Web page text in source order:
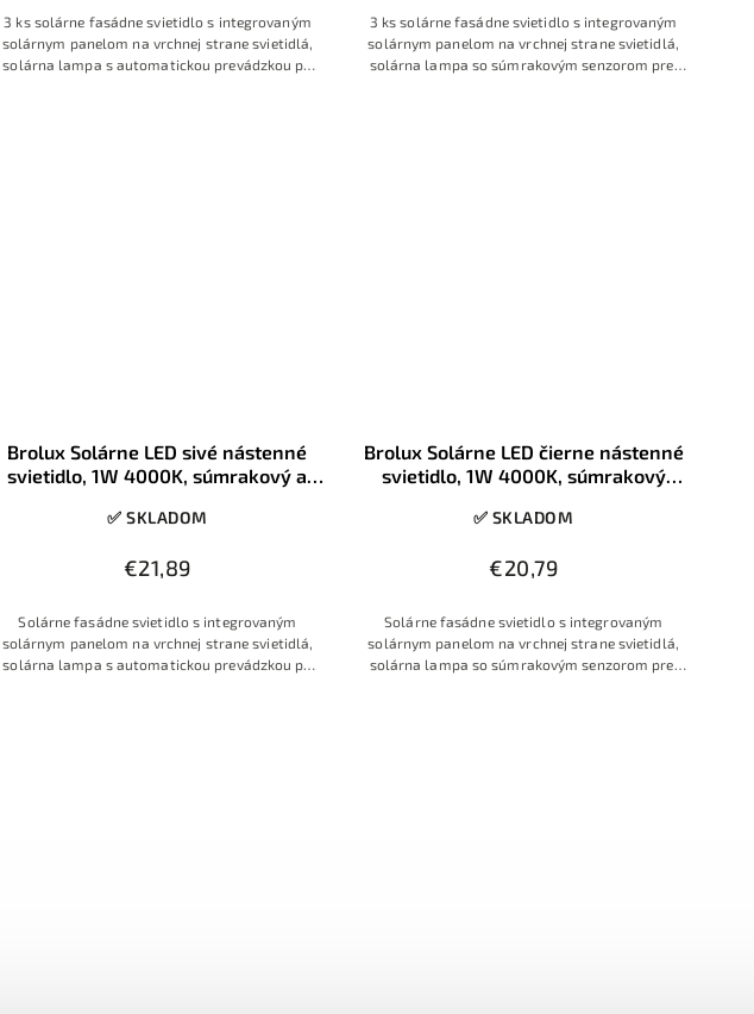
3 ks solárne fasádne svietidlo s integrovaným
solárnym panelom na vrchnej strane svietidlá,
solárna lampa s automatickou prevádzkou po
3 ks solárne fasádne svietidlo s integrovaným
solárnym panelom na vrchnej strane svietidlá,
solárna lampa so súmrakovým senzorom pre
Brolux Solárne LED sivé nástenné
svietidlo, 1W 4000K, súmrakový a
✅ SKLADOM
€21,89
Solárne fasádne svietidlo s integrovaným
solárnym panelom na vrchnej strane svietidlá,
solárna lampa s automatickou prevádzkou po
Brolux Solárne LED čierne nástenné
svietidlo, 1W 4000K, súmrakový
✅ SKLADOM
€20,79
Solárne fasádne svietidlo s integrovaným
solárnym panelom na vrchnej strane svietidlá,
solárna lampa so súmrakovým senzorom pre